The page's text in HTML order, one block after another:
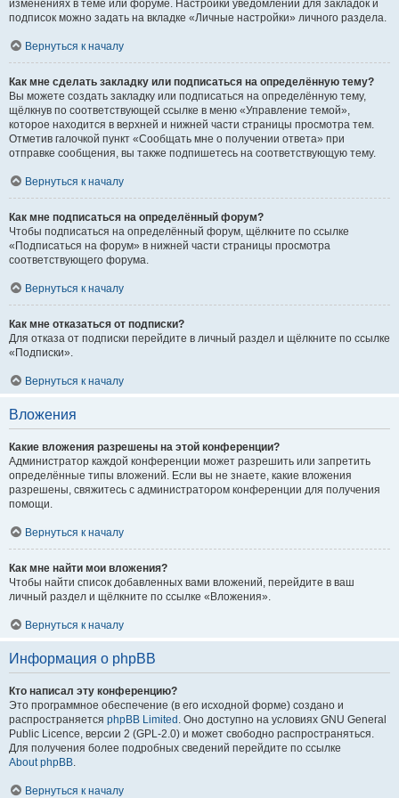
изменениях в теме или форуме. Настройки уведомлений для закладок и
подписок можно задать на вкладке «Личные настройки» личного раздела.
Вернуться к началу
Как мне сделать закладку или подписаться на определённую тему?
Вы можете создать закладку или подписаться на определённую тему,
щёлкнув по соответствующей ссылке в меню «Управление темой»,
которое находится в верхней и нижней части страницы просмотра тем.
Отметив галочкой пункт «Сообщать мне о получении ответа» при
отправке сообщения, вы также подпишетесь на соответствующую тему.
Вернуться к началу
Как мне подписаться на определённый форум?
Чтобы подписаться на определённый форум, щёлкните по ссылке
«Подписаться на форум» в нижней части страницы просмотра
соответствующего форума.
Вернуться к началу
Как мне отказаться от подписки?
Для отказа от подписки перейдите в личный раздел и щёлкните по ссылке
«Подписки».
Вернуться к началу
Вложения
Какие вложения разрешены на этой конференции?
Администратор каждой конференции может разрешить или запретить
определённые типы вложений. Если вы не знаете, какие вложения
разрешены, свяжитесь с администратором конференции для получения
помощи.
Вернуться к началу
Как мне найти мои вложения?
Чтобы найти список добавленных вами вложений, перейдите в ваш
личный раздел и щёлкните по ссылке «Вложения».
Вернуться к началу
Информация о phpBB
Кто написал эту конференцию?
Это программное обеспечение (в его исходной форме) создано и
распространяется phpBB Limited . Оно доступно на условиях GNU General
Public Licence, версии 2 (GPL-2.0) и может свободно распространяться.
Для получения более подробных сведений перейдите по ссылке
About phpBB.
Вернуться к началу